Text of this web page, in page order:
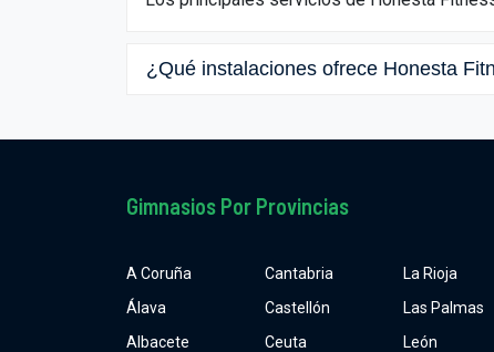
¿Qué instalaciones ofrece Honesta
Gimnasios Por Provincias
A Coruña
Álava
Albacete
Cantabria
Castellón
Ceuta
La Rioja
Las Palmas
León